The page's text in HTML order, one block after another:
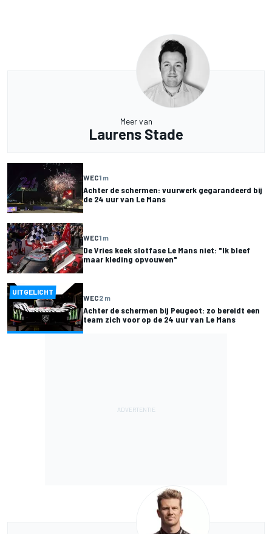
Meer van
Laurens Stade
WEC1 m
Achter de schermen: vuurwerk gegarandeerd bij
de 24 uur van Le Mans
WEC1 m
De Vries keek slotfase Le Mans niet: "Ik bleef
maar kleding opvouwen"
UITGELICHT
WEC2 m
Achter de schermen bij Peugeot: zo bereidt een
team zich voor op de 24 uur van Le Mans